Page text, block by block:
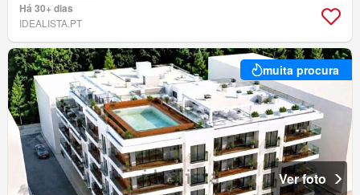
Há 30+ dias
IDEALISTA.PT
muita procura
Ver foto